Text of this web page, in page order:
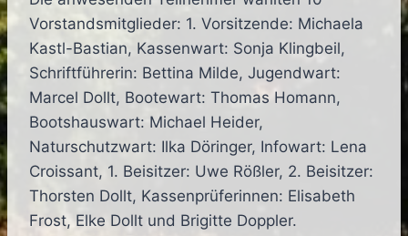
Vorstandsmitglieder: 1. Vorsitzende: Michaela
Kastl-Bastian, Kassenwart: Sonja Klingbeil,
Schriftführerin: Bettina Milde, Jugendwart:
Marcel Dollt, Bootewart: Thomas Homann,
Bootshauswart: Michael Heider,
Naturschutzwart: Ilka Döringer, Infowart: Lena
Croissant, 1. Beisitzer: Uwe Rößler, 2. Beisitzer:
Thorsten Dollt, Kassenprüferinnen: Elisabeth
Frost, Elke Dollt und Brigitte Doppler.